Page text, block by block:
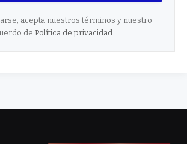
acepta nuestros términos y nuestro
de Política de privacidad